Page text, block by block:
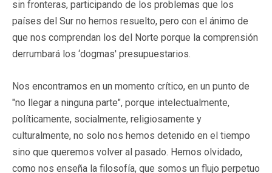
sin fronteras, participando de los problemas que los
países del Sur no hemos resuelto, pero con el ánimo de
que nos comprendan los del Norte porque la comprensión
derrumbará los ‘dogmas' presupuestarios.
Nos encontramos en un momento crítico, en un punto de
"no llegar a ninguna parte", porque intelectualmente,
políticamente, socialmente, religiosamente y
culturalmente, no solo nos hemos detenido en el tiempo
sino que queremos volver al pasado. Hemos olvidado,
como nos enseña la filosofía, que somos un flujo perpetuo